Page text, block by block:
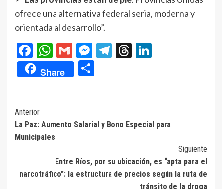
ofrece una alternativa federal seria, moderna y
orientada al desarrollo”.
Facebook
WhatsApp
GmailMessenger
Telegram
Threads
Share
Navegación
de
entradas
Anterior
La Paz: Aumento Salarial y Bono Especial para
Municipales
Siguiente
Entre Ríos, por su ubicación, es “apta para el
narcotráfico”: la estructura de precios según la ruta de
tránsito de la droga